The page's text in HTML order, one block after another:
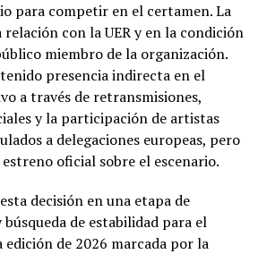
para competir en el certamen. La
relación con la UER y en la condición
miembro de la organización.
presencia indirecta en el
a través de retransmisiones,
y la participación de artistas
a delegaciones europeas, pero
oficial sobre el escenario.
decisión en una etapa de
de estabilidad para el
de 2026 marcada por la